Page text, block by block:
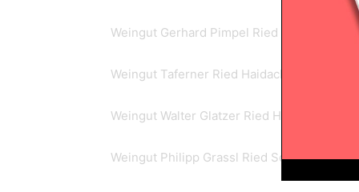
Weingut Gerhard Pimpel Ried Bärnreiser
Weingut Taferner Ried Haidacker ZW/M/CS
Weingut Walter Glatzer Ried Haidacker
Weingut Philipp Grassl Ried Schüttenberg